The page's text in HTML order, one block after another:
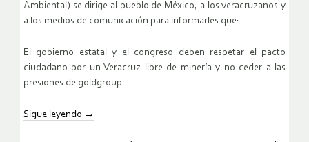
Ambiental) se dirige al pueblo de México, a los veracruzanos y
a los medios de comunicación para informarles que:
El gobierno estatal y el congreso deben respetar el pacto
ciudadano por un Veracruz libre de minería y no ceder a las
presiones de goldgroup.
Sigue leyendo →